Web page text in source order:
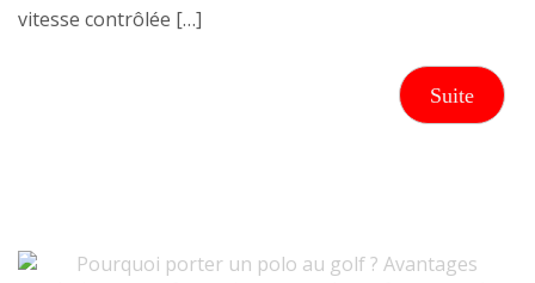
vitesse contrôlée […]
Suite